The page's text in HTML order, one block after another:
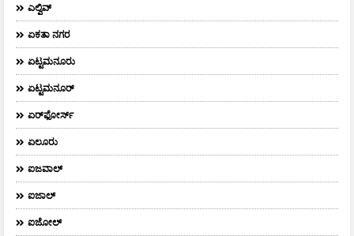
ಎಲ್ವಿವ್
ಏಕತಾ ನಗರ
ಏಟ್ಟಮನೂರು
ಏಟ್ಟಮನೂರ್
ಏರ್‌ಫೋರ್ಸ್‌
ಏಲೂರು
ಐಜವಾಲ್
ಐಜಾಲ್
ಐಜೋಲ್